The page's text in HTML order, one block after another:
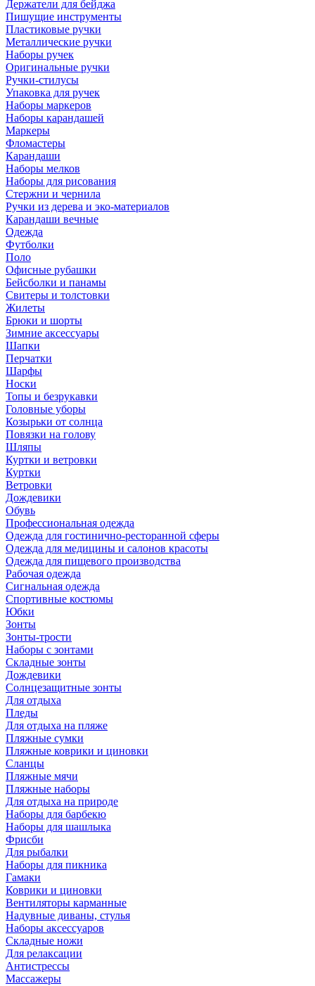
Держатели для бейджа
Пишущие инструменты
Пластиковые ручки
Металлические ручки
Наборы ручек
Оригинальные ручки
Ручки-стилусы
Упаковка для ручек
Наборы маркеров
Наборы карандашей
Маркеры
Фломастеры
Карандаши
Наборы мелков
Наборы для рисования
Стержни и чернила
Ручки из дерева и эко-материалов
Карандаши вечные
Одежда
Футболки
Поло
Офисные рубашки
Бейсболки и панамы
Свитеры и толстовки
Жилеты
Брюки и шорты
Зимние аксессуары
Шапки
Перчатки
Шарфы
Носки
Топы и безрукавки
Головные уборы
Козырьки от солнца
Повязки на голову
Шляпы
Куртки и ветровки
Куртки
Ветровки
Дождевики
Обувь
Профессиональная одежда
Одежда для гостинично-ресторанной сферы
Одежда для медицины и салонов красоты
Одежда для пищевого производства
Рабочая одежда
Сигнальная одежда
Спортивные костюмы
Юбки
Зонты
Зонты-трости
Наборы с зонтами
Складные зонты
Дождевики
Солнцезащитные зонты
Для отдыха
Пледы
Для отдыха на пляже
Пляжные сумки
Пляжные коврики и циновки
Сланцы
Пляжные мячи
Пляжные наборы
Для отдыха на природе
Наборы для барбекю
Наборы для шашлыка
Фрисби
Для рыбалки
Наборы для пикника
Гамаки
Коврики и циновки
Вентиляторы карманные
Надувные диваны, стулья
Наборы аксессуаров
Складные ножи
Для релаксации
Антистрессы
Массажеры